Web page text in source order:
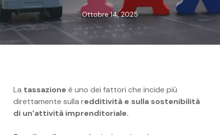
Ottobre 14, 2025
La tassazione è uno dei fattori che incide più
direttamente sulla redditività e sulla sostenibilità
di un’attività imprenditoriale.